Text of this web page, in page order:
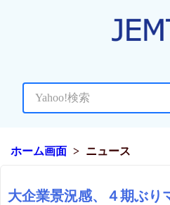
ホーム画面 ニュース
大企業景況感、４期ぶり